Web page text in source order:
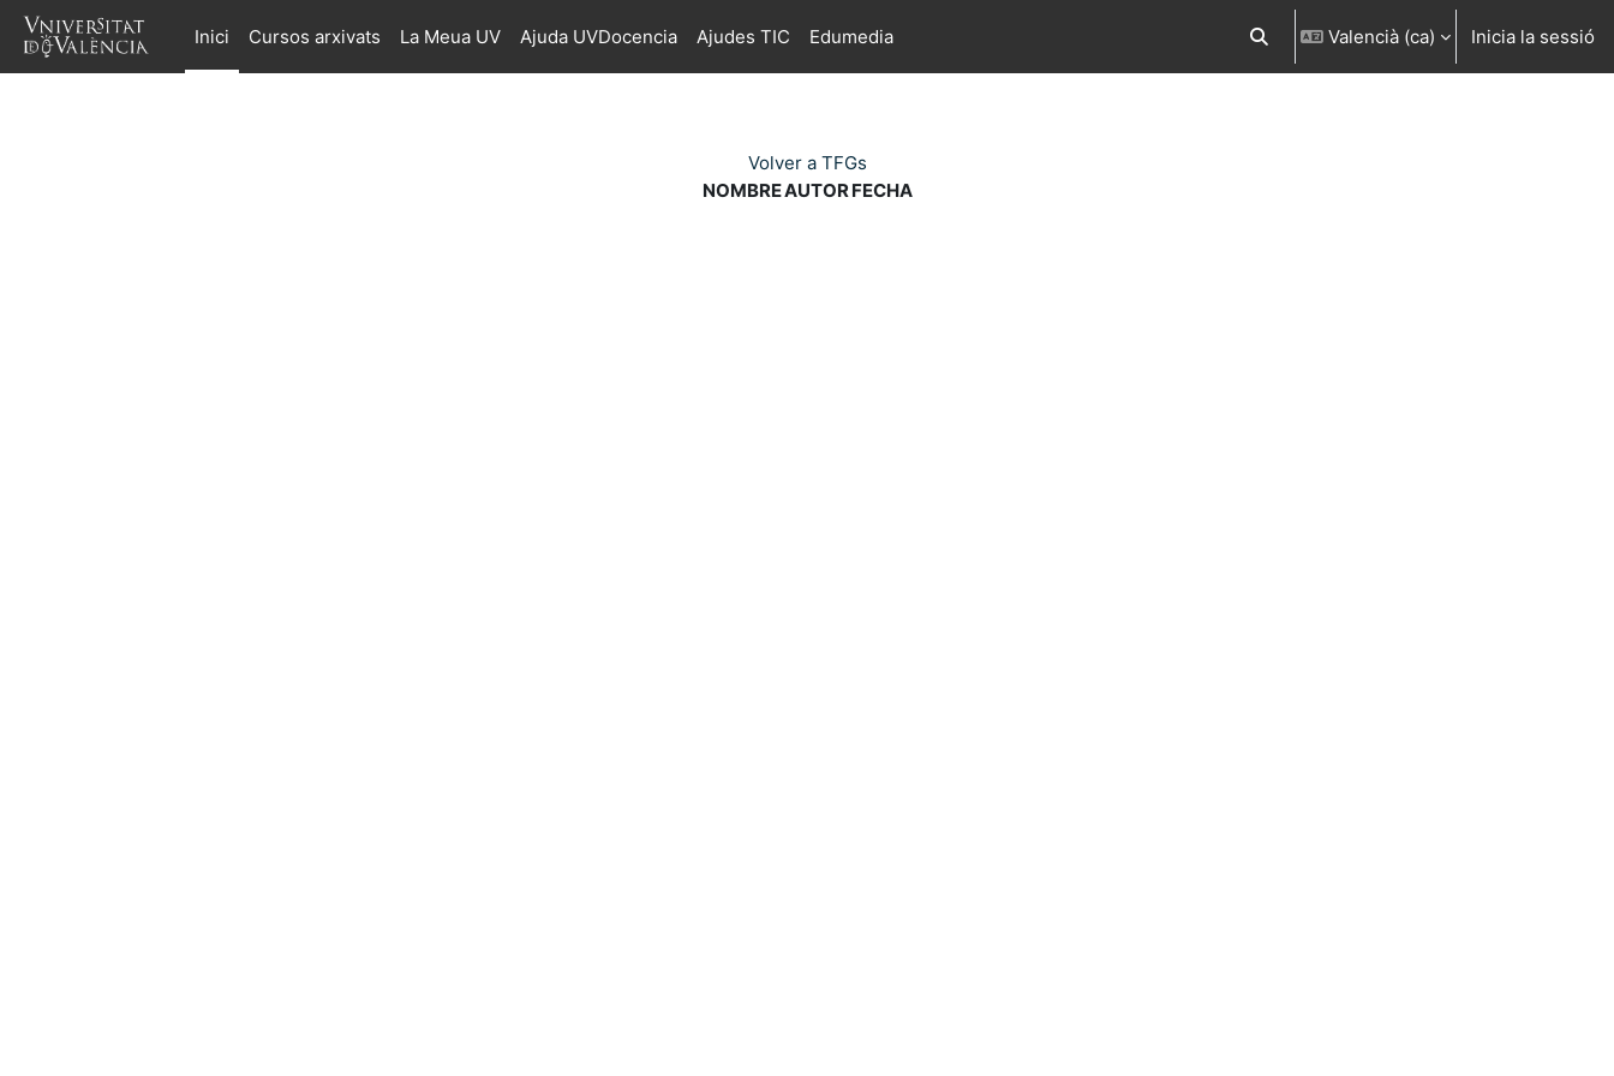
Ves al contingut principal
Inici
Cursos arxivats La Meua UV Ajuda UVDocencia Ajudes TIC Edumedia Commuta l'entrada de la cerca
Valencià ‎(ca)‎ Inicia la sessió
Volver a TFGs
NOMBREAUTORFECHA